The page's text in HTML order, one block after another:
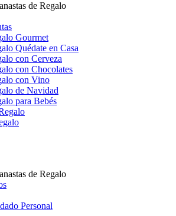
de Regalo
Gourmet
Quédate en Casa
con Cerveza
con Chocolates
con Vino
de Navidad
para Bebés
de Regalo
Personal